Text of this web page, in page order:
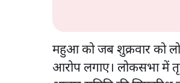
महुआ को जब शुक्रवार को
आरोप लगाए। लोकसभा में